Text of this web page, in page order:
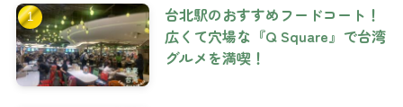
台北駅のおすすめフードコート！
広くて穴場な『Q Square』で台湾
グルメを満喫！